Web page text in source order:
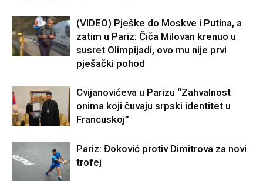
(VIDEO) Pješke do Moskve i Putina, a
zatim u Pariz: Čiča Milovan krenuo u
susret Olimpijadi, ovo mu nije prvi
pješački pohod
Cvijanovićeva u Parizu “Zahvalnost
onima koji čuvaju srpski identitet u
Francuskoj”
Pariz: Đoković protiv Dimitrova za novi
trofej